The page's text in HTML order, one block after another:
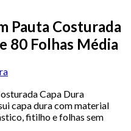
Pauta Costurada
80 Folhas Média
Capa Dura
capa dura com material
fitilho e folhas sem